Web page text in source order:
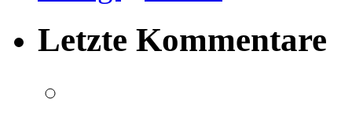
Letzte Kommentare